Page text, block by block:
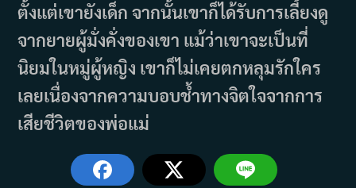
ตั้งแต่เขายังเด็ก จากนั้นเขาก็ได้รับการเลี้ยงดู
จากยายผู้มั่งคั่งของเขา แม้ว่าเขาจะเป็นที่
นิยมในหมู่ผู้หญิง เขาก็ไม่เคยตกหลุมรักใคร
เลยเนื่องจากความบอบช้ำทางจิตใจจากการ
เสียชีวิตของพ่อแม่